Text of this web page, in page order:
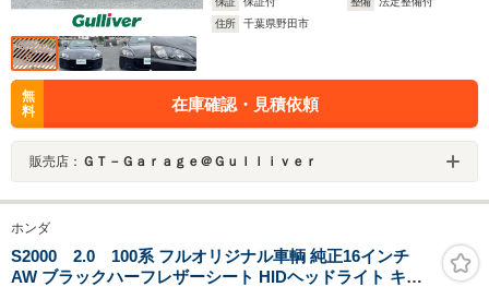
住所
千葉県野田市
無
料
在庫確認・見積依頼
販売店： ＧＴ－Ｇａｒａｇｅ＠Ｇｕｌｌｉｖｅｒ
ホンダ
S2000 2.0 100系 フルオリジナル車輌 純正16インチ
AW ブラックハーフレザーシート HIDヘッドライト キー